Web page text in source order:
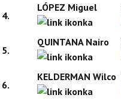
4.
LÓPEZ Miguel
5.
QUINTANA Nairo
6.
KELDERMAN Wilco